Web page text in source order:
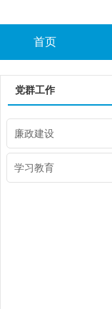
首页
党群工作
廉政建设
学习教育